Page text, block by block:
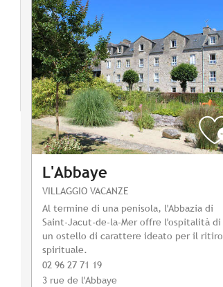
L'Abbaye
VILLAGGIO VACANZE
Al termine di una penisola, l'Abbazia di
Saint-Jacut-de-la-Mer offre l'ospitalità di
un ostello di carattere ideato per il ritiro
spirituale.
02 96 27 71 19
3 rue de l'Abbaye